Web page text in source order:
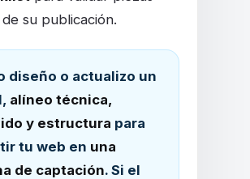
su publicación.
diseño o actualizo un
alíneo técnica,
y estructura para
tu web en una
de captación. Si el